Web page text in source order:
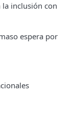
inclusión con
espera por